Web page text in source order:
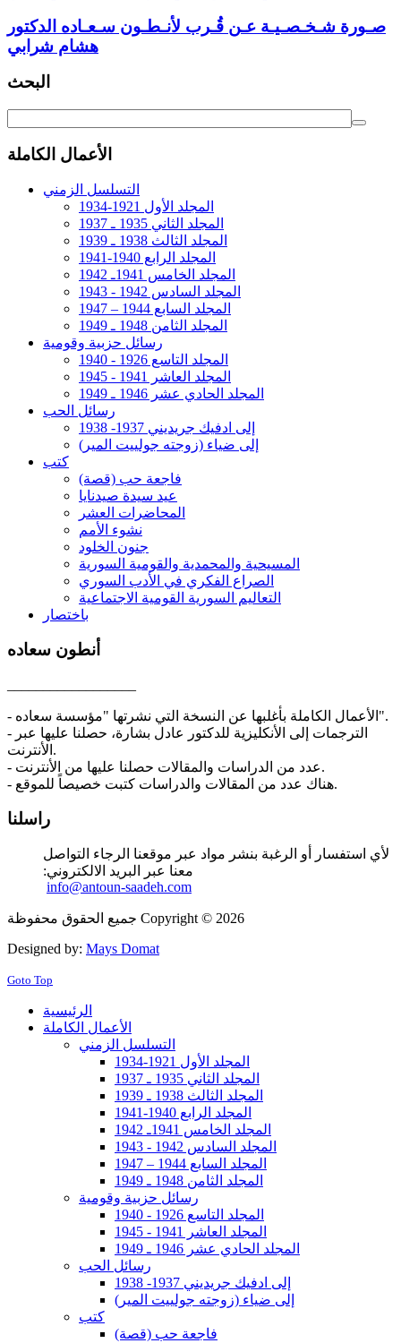
صـورة شـخـصـيـة عـن قُـرب لأنـطـون سـعـاده الدكتور
هشام شرابي
البحث
الأعمال الكاملة
التسلسل الزمني
المجلد الأول 1921-1934
المجلد الثاني 1935 ـ 1937
المجلد الثالث 1938 ـ 1939
المجلد الرابع 1940-1941
المجلد الخامس 1941ـ 1942
المجلد السادس 1942 - 1943
المجلد السابع 1944 – 1947
المجلد الثامن 1948 ـ 1949
رسائل حزبية وقومية
المجلد التاسع 1926 - 1940
المجلد العاشر 1941 - 1945
المجلد الحادي عشر 1946 ـ 1949
رسائل الحب
إلى ادفيك جريديني 1937- 1938
إلى ضياء (زوجته جولييت المير)
كتب
فاجعة حب (قصة)
عيد سيدة صيدنايا
المحاضرات العشر
نشوء الأمم
جنون الخلود
المسيحية والمحمدية والقومية السورية
الصراع الفكري في الأدب السوري
التعاليم السورية القومية الاجتماعية
باختصار
أنطون سعاده
- الأعمال الكاملة بأغلبها عن النسخة التي نشرتها "مؤسسة سعاده".
- الترجمات إلى الأنكليزية للدكتور عادل بشارة، حصلنا عليها عبر
الأنترنت.
- عدد من الدراسات والمقالات حصلنا عليها من الأنترنت.
- هناك عدد من المقالات والدراسات كتبت خصيصاً للموقع.
راسلنا
لأي استفسار أو الرغبة بنشر مواد عبر موقعنا الرجاء التواصل
معنا عبر البريد الالكتروني:
info@antoun-saadeh.com
جميع الحقوق محفوظة Copyright © 2026
Designed by: Mays Domat
Goto Top
الرئيسية
الأعمال الكاملة
التسلسل الزمني
المجلد الأول 1921-1934
المجلد الثاني 1935 ـ 1937
المجلد الثالث 1938 ـ 1939
المجلد الرابع 1940-1941
المجلد الخامس 1941ـ 1942
المجلد السادس 1942 - 1943
المجلد السابع 1944 – 1947
المجلد الثامن 1948 ـ 1949
رسائل حزبية وقومية
المجلد التاسع 1926 - 1940
المجلد العاشر 1941 - 1945
المجلد الحادي عشر 1946 ـ 1949
رسائل الحب
إلى ادفيك جريديني 1937- 1938
إلى ضياء (زوجته جولييت المير)
كتب
فاجعة حب (قصة)